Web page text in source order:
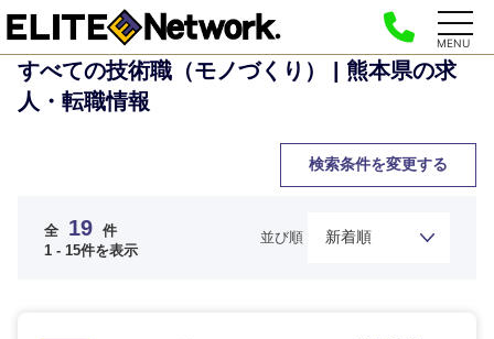
MENU
すべての技術職（モノづくり） | 熊本県の求
人・転職情報
検索条件を変更する
全 19 件
1 - 15件を表示
並び順